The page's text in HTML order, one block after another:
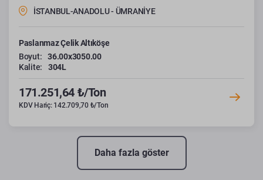
İSTANBUL-ANADOLU - ÜMRANİYE
Paslanmaz Çelik Altıköşe
Boyut:
36.00x3050.00
Kalite:
304L
171.251,64 ₺/Ton
KDV Hariç: 142.709,70 ₺/Ton
Daha fazla göster